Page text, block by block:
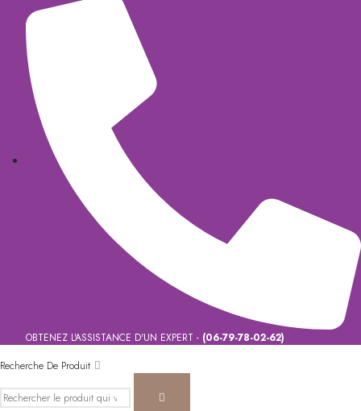
OBTENEZ L'ASSISTANCE D'UN EXPERT - (06-79-78-02-62)
Recherche De Produit